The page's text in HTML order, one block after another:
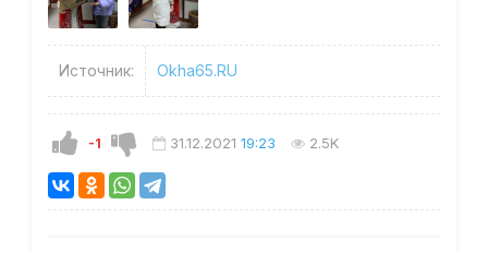
Источник: Okha65.RU
-1 31.12.2021 19:23 2.5K